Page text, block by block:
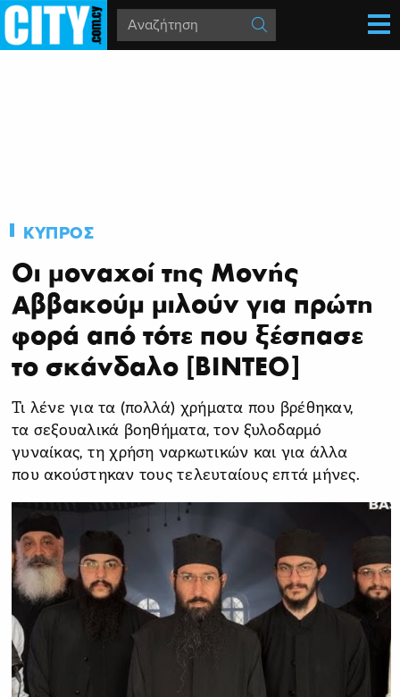
ΚΥΠΡΟΣ
Οι μοναχοί της Μονής
Αββακούμ μιλούν για πρώτη
φορά από τότε που ξέσπασε
το σκάνδαλο [ΒΙΝΤΕΟ]
Τι λένε για τα (πολλά) χρήματα που βρέθηκαν,
τα σεξουαλικά βοηθήματα, τον ξυλοδαρμό
γυναίκας, τη χρήση ναρκωτικών και για άλλα
που ακούστηκαν τους τελευταίους επτά μήνες.